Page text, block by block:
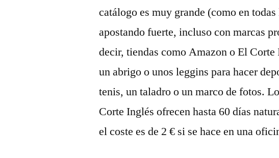
catálogo es muy grande (como en
apostando fuerte, incluso con marcas
decir, tiendas como Amazon o El
un abrigo o unos leggins para hacer
tenis, un taladro o un marco de fotos.
Corte Inglés ofrecen hasta 60 días
el coste es de 2 € si se hace en una